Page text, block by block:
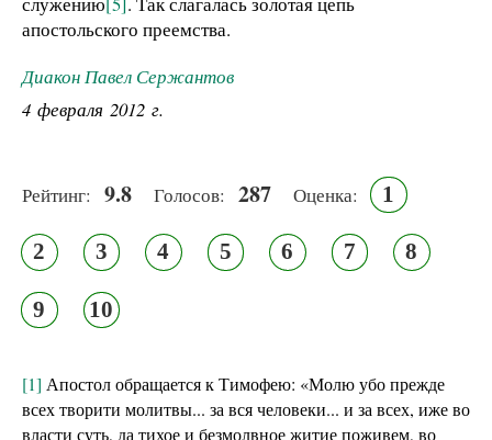
апостольского преемства.
Диакон Павел Сержантов
4 февраля 2012 г.
Рейтинг: 9.8 Голосов: 287 Оценка: 1
2 3 4 5 6 7 8
9 10
[1] Апостол обращается к Тимофею: «Молю убо прежде
всех творити молитвы... за вся человеки... и за всех, иже во
власти суть, да тихое и безмолвное житие поживем, во